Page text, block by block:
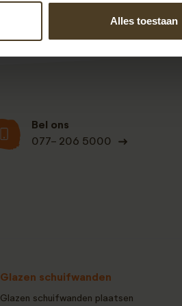
Alles toestaan
Bel ons
077- 206 5000
Glazen schuifwanden
Glazen schuifwanden plaatsen